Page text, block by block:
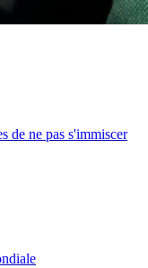
de ne pas s'immiscer